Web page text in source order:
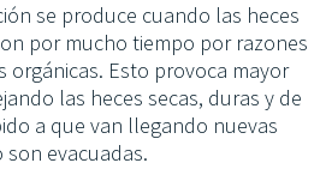
se produce cuando las heces
por mucho tiempo por razones
orgánicas. Esto provoca mayor
las heces secas, duras y de
a que van llegando nuevas
evacuadas.